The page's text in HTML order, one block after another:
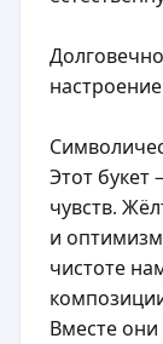
Этот
чувств.
и
чистоте
Вместе